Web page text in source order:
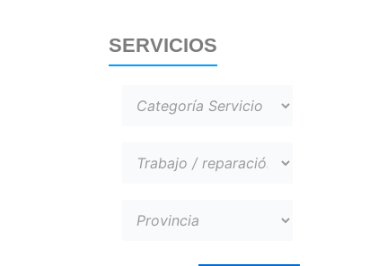
SERVICIOS